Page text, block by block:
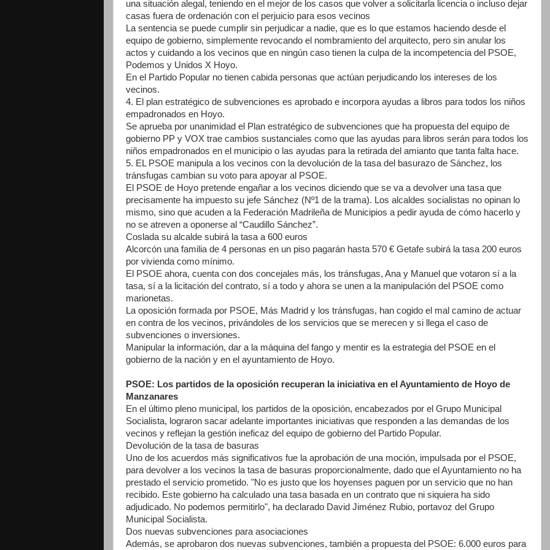
una situación alegal, teniendo en el mejor de los casos que volver a solicitarla licencia o incluso dejar
casas fuera de ordenación con el perjuicio para esos vecinos
La sentencia se puede cumplir sin perjudicar a nadie, que es lo que estamos haciendo desde el
equipo de gobierno, simplemente revocando el nombramiento del arquitecto, pero sin anular los
actos y cuidando a los vecinos que en ningún caso tienen la culpa de la incompetencia del PSOE,
Podemos y Unidos X Hoyo.
En el Partido Popular no tienen cabida personas que actúan perjudicando los intereses de los
vecinos.
4. El plan estratégico de subvenciones es aprobado e incorpora ayudas a libros para todos los niños
empadronados en Hoyo.
Se aprueba por unanimidad el Plan estratégico de subvenciones que ha propuesta del equipo de
gobierno PP y VOX trae cambios sustanciales como que las ayudas para libros serán para todos los
niños empadronados en el municipio o las ayudas para la retirada del amianto que tanta falta hace.
5. EL PSOE manipula a los vecinos con la devolución de la tasa del basurazo de Sánchez, los
tránsfugas cambian su voto para apoyar al PSOE.
El PSOE de Hoyo pretende engañar a los vecinos diciendo que se va a devolver una tasa que
precisamente ha impuesto su jefe Sánchez (Nº1 de la trama). Los alcaldes socialistas no opinan lo
mismo, sino que acuden a la Federación Madrileña de Municipios a pedir ayuda de cómo hacerlo y
no se atreven a oponerse al “Caudillo Sánchez”.
Coslada su alcalde subirá la tasa a 600 euros
Alcorcón una familia de 4 personas en un piso pagarán hasta 570 € Getafe subirá la tasa 200 euros
por vivienda como mínimo.
El PSOE ahora, cuenta con dos concejales más, los tránsfugas, Ana y Manuel que votaron sí a la
tasa, sí a la licitación del contrato, sí a todo y ahora se unen a la manipulación del PSOE como
marionetas.
La oposición formada por PSOE, Más Madrid y los tránsfugas, han cogido el mal camino de actuar
en contra de los vecinos, privándoles de los servicios que se merecen y si llega el caso de
subvenciones o inversiones.
Manipular la información, dar a la máquina del fango y mentir es la estrategia del PSOE en el
gobierno de la nación y en el ayuntamiento de Hoyo.
PSOE: Los partidos de la oposición recuperan la iniciativa en el Ayuntamiento de Hoyo de
Manzanares
En el último pleno municipal, los partidos de la oposición, encabezados por el Grupo Municipal
Socialista, lograron sacar adelante importantes iniciativas que responden a las demandas de los
vecinos y reflejan la gestión ineficaz del equipo de gobierno del Partido Popular.
Devolución de la tasa de basuras
Uno de los acuerdos más significativos fue la aprobación de una moción, impulsada por el PSOE,
para devolver a los vecinos la tasa de basuras proporcionalmente, dado que el Ayuntamiento no ha
prestado el servicio prometido. "No es justo que los hoyenses paguen por un servicio que no han
recibido. Este gobierno ha calculado una tasa basada en un contrato que ni siquiera ha sido
adjudicado. No podemos permitirlo", ha declarado David Jiménez Rubio, portavoz del Grupo
Municipal Socialista.
Dos nuevas subvenciones para asociaciones
Además, se aprobaron dos nuevas subvenciones, también a propuesta del PSOE: 6.000 euros para